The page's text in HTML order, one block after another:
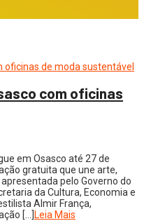
com oficinas
em Osasco até 27 de
gratuita que une arte,
pelo Governo do
da Cultura, Economia e
Almir França,
[…]
Leia Mais